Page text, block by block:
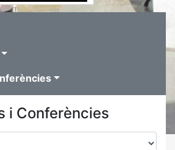
i Conferències